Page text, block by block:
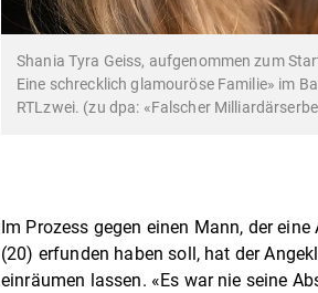
Shania Tyra Geiss, aufgenommen zum
Eine schrecklich glamouröse Familie» im
RTLzwei. (zu dpa: «Falscher
Im Prozess gegen einen Mann, der
(20) erfunden haben soll, hat der
einräumen lassen. «Es war nie seine